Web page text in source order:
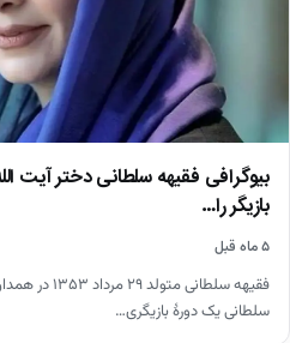
بیوگرافی فقیهه سلطانی دختر آیت
بازیگر را…
۵ ماه قبل
فقیهه
سلطانی یک دورهٔ بازیگری…